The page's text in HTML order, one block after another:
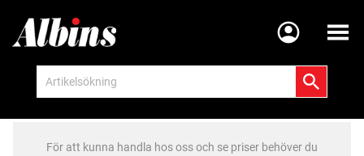
Meny
För att kunna handla hos oss och se priser behöver du